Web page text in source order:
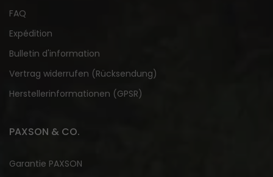
FAQ
Expédition
Bulletin d'information
Vertrag widerrufen (Rücksendung)
Herstellerinformationen (GPSR)
PAXSON & CO.
Garantie PAXSON